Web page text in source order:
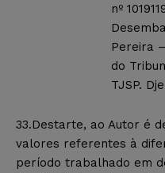
nº
Pereira
do
TJSP.
33.Destarte, ao Autor é
valores referentes à
período trabalhado em